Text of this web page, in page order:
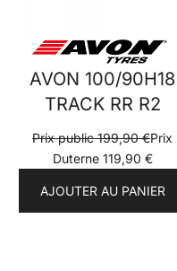
AVON 100/90H18
TRACK RR R2
Prix public199,90€Prix
Duterne 119,90 €
AJOUTER AU PANIER